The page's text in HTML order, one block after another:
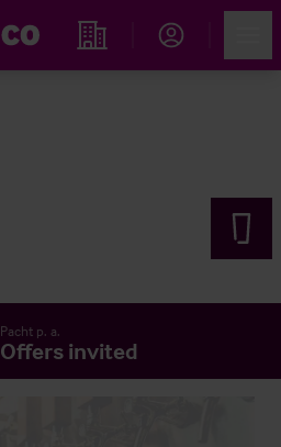
Immobiliensuche
Pacht p. a.
Offers invited